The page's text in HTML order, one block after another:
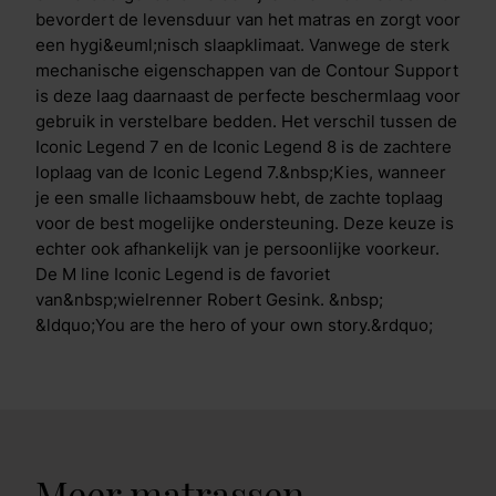
bevordert de levensduur van het matras en zorgt voor
een hygi&euml;nisch slaapklimaat. Vanwege de sterk
mechanische eigenschappen van de Contour Support
is deze laag daarnaast de perfecte beschermlaag voor
gebruik in verstelbare bedden. Het verschil tussen de
Iconic Legend 7 en de Iconic Legend 8 is de zachtere
loplaag van de Iconic Legend 7.&nbsp;Kies, wanneer
je een smalle lichaamsbouw hebt, de zachte toplaag
voor de best mogelijke ondersteuning. Deze keuze is
echter ook afhankelijk van je persoonlijke voorkeur.
De M line Iconic Legend is de favoriet
van&nbsp;wielrenner Robert Gesink. &nbsp;
&ldquo;You are the hero of your own story.&rdquo;